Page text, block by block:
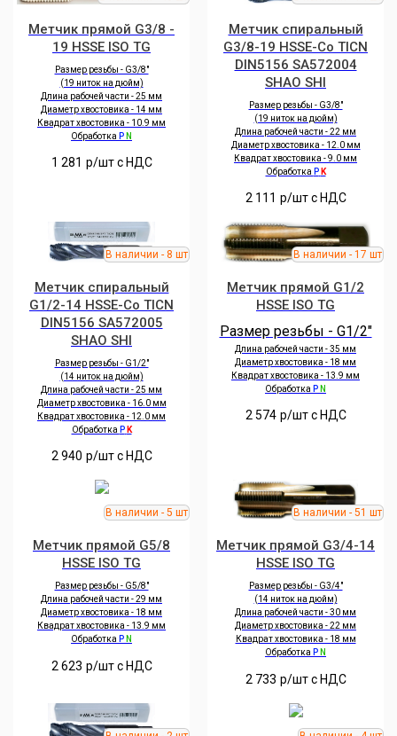
Метчик прямой G3/8 -
19 HSSE ISO TG
Размер резьбы - G3/8"
(19 ниток на дюйм)
Длина рабочей части - 25 мм
Диаметр хвостовика - 14 мм
Квадрат хвостовика - 10.9 мм
Обработка P N
1 281 р/шт c НДС
Метчик спиральный
G3/8-19 HSSE-Co TICN
DIN5156 SA572004
SHAO SHI
Размер резьбы - G3/8"
(19 ниток на дюйм)
Длина рабочей части - 22 мм
Диаметр хвостовика - 12.0 мм
Квадрат хвостовика - 9.0 мм
Обработка P K
2 111 р/шт c НДС
Метчик спиральный
G1/2-14 HSSE-Co TICN
DIN5156 SA572005
SHAO SHI
Размер резьбы - G1/2"
(14 ниток на дюйм)
Длина рабочей части - 25 мм
Диаметр хвостовика - 16.0 мм
Квадрат хвостовика - 12.0 мм
Обработка P K
2 940 р/шт c НДС
Метчик прямой G1/2
HSSE ISO TG
Размер резьбы - G1/2"
Длина рабочей части - 35 мм
Диаметр хвостовика - 18 мм
Квадрат хвостовика - 13.9 мм
Обработка P N
2 574 р/шт c НДС
Метчик прямой G5/8
HSSE ISO TG
Размер резьбы - G5/8"
Длина рабочей части - 29 мм
Диаметр хвостовика - 18 мм
Квадрат хвостовика - 13.9 мм
Обработка P N
2 623 р/шт c НДС
Метчик прямой G3/4-14
HSSE ISO TG
Размер резьбы - G3/4"
(14 ниток на дюйм)
Длина рабочей части - 30 мм
Диаметр хвостовика - 22 мм
Квадрат хвостовика - 18 мм
Обработка P N
2 733 р/шт c НДС